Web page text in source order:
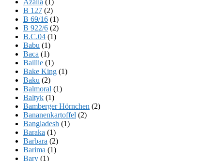
B 127 (2)
B 69/16 (1)
B 922/6 (2)
B.C.04 (1)
Babu (1)
Baca (1)
Baillie (1)
Bake King (1)
Baku (2)
Balmoral (1)
Baltyk (1)
Bamberger Hörnchen (2)
Bananenkartoffel (2)
Bangladesh (1)
Baraka (1)
Barbara (2)
Barima (1)
Bary (1)